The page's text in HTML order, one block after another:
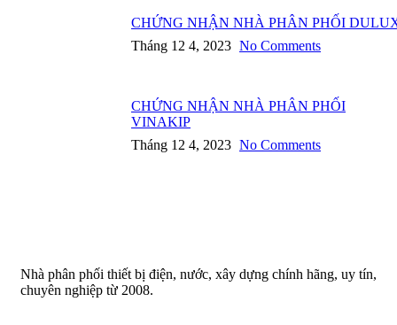
CHỨNG NHẬN NHÀ PHÂN PHỐI
Tháng 12 4, 2023 No Comments
CHỨNG NHẬN NHÀ PHÂN PHỐI
VINAKIP
Tháng 12 4, 2023 No Comments
Nhà phân phối thiết bị điện, nước, xây dựng chính hãng, uy tín,
chuyên nghiệp từ 2008.